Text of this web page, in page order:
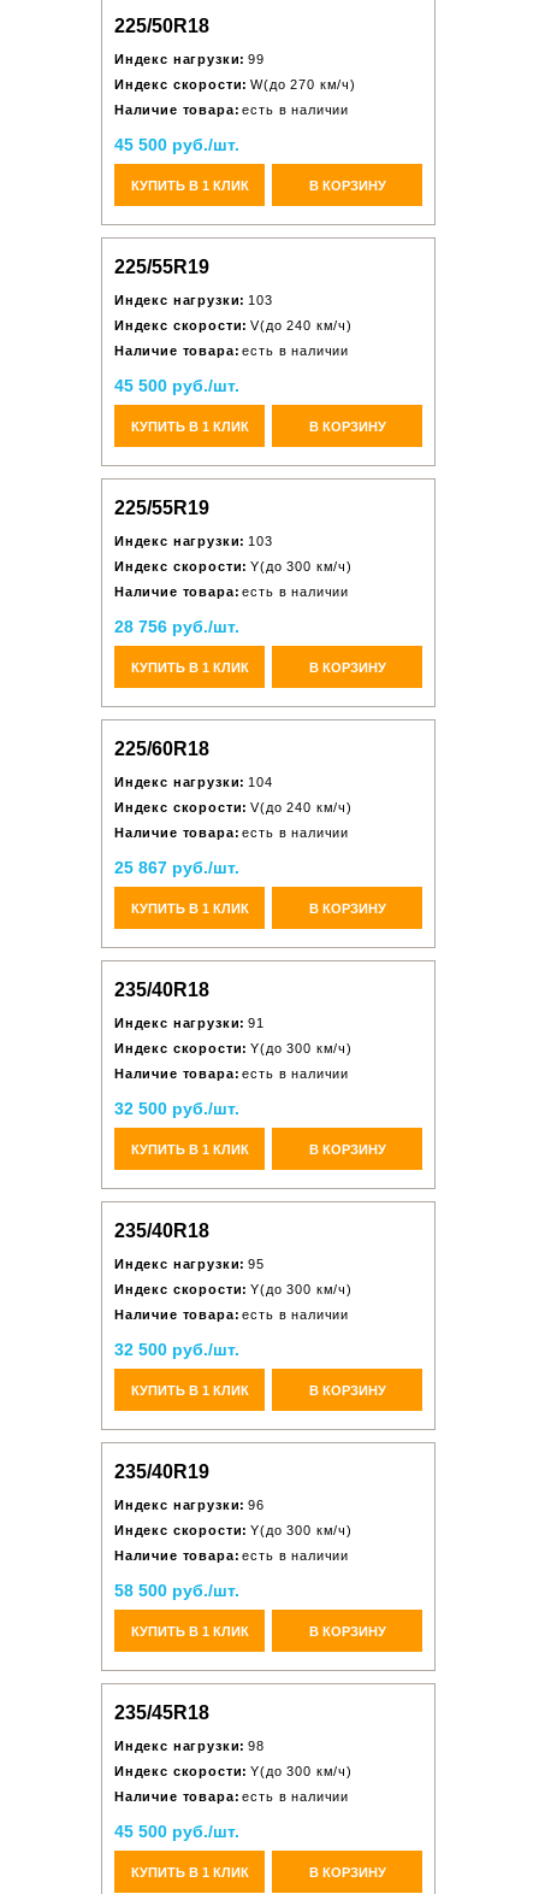
225/50R18
Индекс нагрузки: 99
Индекс скорости: W(до 270 км/ч)
Наличие товара: есть в наличии
45 500 руб./шт.
КУПИТЬ В 1 КЛИК В КОРЗИНУ
225/55R19
Индекс нагрузки: 103
Индекс скорости: V(до 240 км/ч)
Наличие товара: есть в наличии
45 500 руб./шт.
КУПИТЬ В 1 КЛИК В КОРЗИНУ
225/55R19
Индекс нагрузки: 103
Индекс скорости: Y(до 300 км/ч)
Наличие товара: есть в наличии
28 756 руб./шт.
КУПИТЬ В 1 КЛИК В КОРЗИНУ
225/60R18
Индекс нагрузки: 104
Индекс скорости: V(до 240 км/ч)
Наличие товара: есть в наличии
25 867 руб./шт.
КУПИТЬ В 1 КЛИК В КОРЗИНУ
235/40R18
Индекс нагрузки: 91
Индекс скорости: Y(до 300 км/ч)
Наличие товара: есть в наличии
32 500 руб./шт.
КУПИТЬ В 1 КЛИК В КОРЗИНУ
235/40R18
Индекс нагрузки: 95
Индекс скорости: Y(до 300 км/ч)
Наличие товара: есть в наличии
32 500 руб./шт.
КУПИТЬ В 1 КЛИК В КОРЗИНУ
235/40R19
Индекс нагрузки: 96
Индекс скорости: Y(до 300 км/ч)
Наличие товара: есть в наличии
58 500 руб./шт.
КУПИТЬ В 1 КЛИК В КОРЗИНУ
235/45R18
Индекс нагрузки: 98
Индекс скорости: Y(до 300 км/ч)
Наличие товара: есть в наличии
45 500 руб./шт.
КУПИТЬ В 1 КЛИК В КОРЗИНУ